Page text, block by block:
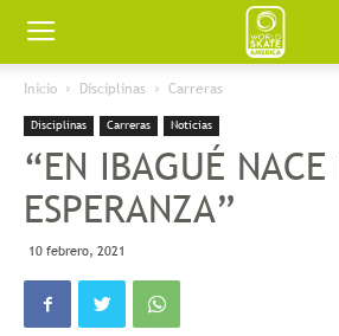
Worldskate
America
Inicio Disciplinas Carreras
Disciplinas Carreras Noticias
“EN IBAGUÉ NACE
ESPERANZA”
10 febrero, 2021